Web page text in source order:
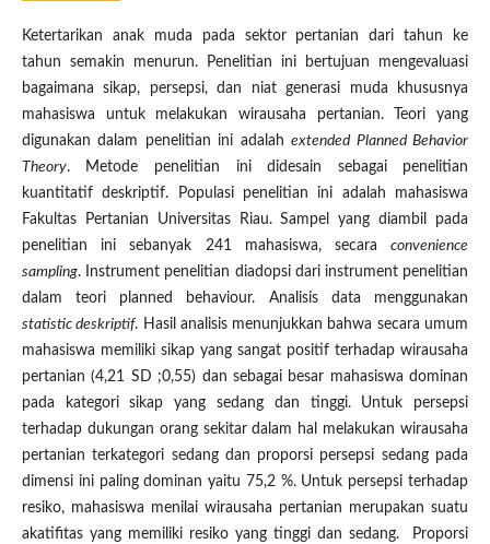
Ketertarikan anak muda pada sektor pertanian dari tahun ke
tahun semakin menurun. Penelitian ini bertujuan mengevaluasi
bagaimana sikap, persepsi, dan niat generasi muda khususnya
mahasiswa untuk melakukan wirausaha pertanian. Teori yang
digunakan dalam penelitian ini adalahextended Planned Behavior
Theory. Metode penelitian ini didesain sebagai penelitian
kuantitatif deskriptif. Populasi penelitian ini adalah mahasiswa
Fakultas Pertanian Universitas Riau. Sampel yang diambil pada
penelitian ini sebanyak 241 mahasiswa, secaraconvenience
sampling. Instrument penelitian diadopsi dari instrument penelitian
dalam teori planned behaviour. Analisis data menggunakan
statistic deskriptif. Hasil analisis menunjukkan bahwa secara umum
mahasiswa memiliki sikap yang sangat positif terhadap wirausaha
pertanian (4,21 SD ;0,55) dan sebagai besar mahasiswa dominan
pada kategori sikap yang sedang dan tinggi. Untuk persepsi
terhadap dukungan orang sekitar dalam hal melakukan wirausaha
pertanian terkategori sedang dan proporsi persepsi sedang pada
dimensi ini paling dominan yaitu 75,2 %. Untuk persepsi terhadap
resiko, mahasiswa menilai wirausaha pertanian merupakan suatu
akatifitas yang memiliki resiko yang tinggi dan sedang. Proporsi